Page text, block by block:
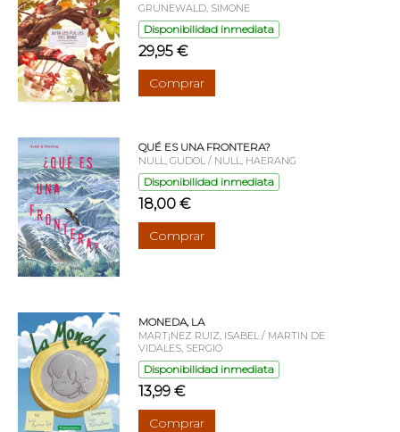
GRUNEWALD, SIMONE
Disponibilidad inmediata
29,95 €
Comprar
QUÉ ES UNA FRONTERA?
NULL, GUDOL / NULL, HAERANG
Disponibilidad inmediata
18,00 €
Comprar
MONEDA, LA
MART¡NEZ RUIZ, ISABEL / MARTIN DE
VIDALES, SERGIO
Disponibilidad inmediata
13,99 €
Comprar